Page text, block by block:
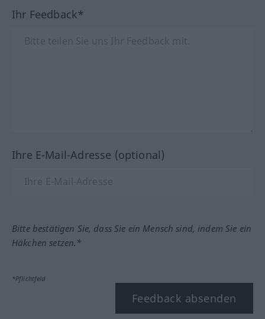
Ihr Feedback*
Ihre E-Mail-Adresse (optional)
Bitte bestätigen Sie, dass Sie ein Mensch sind, indem Sie ein
Häkchen setzen.*
*Pflichtfeld
Feedback absenden